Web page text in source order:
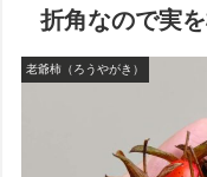
折角なので実
老爺柿（ろうやがき）